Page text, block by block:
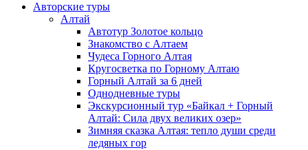
Авторские туры
Алтай
Автотур Золотое кольцо
Знакомство с Алтаем
Чудеса Горного Алтая
Кругосветка по Горному Алтаю
Горный Алтай за 6 дней
Однодневные туры
Экскурсионный тур «Байкал + Горный
Алтай: Сила двух великих озер»
Зимняя сказка Алтая: тепло души среди
ледяных гор